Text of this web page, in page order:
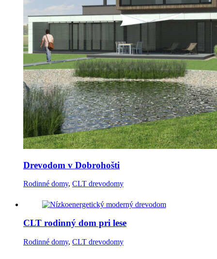
Drevodom v Dobrohošti
Rodinné domy, CLT drevodomy
CLT rodinný dom pri lese
Rodinné domy, CLT drevodomy